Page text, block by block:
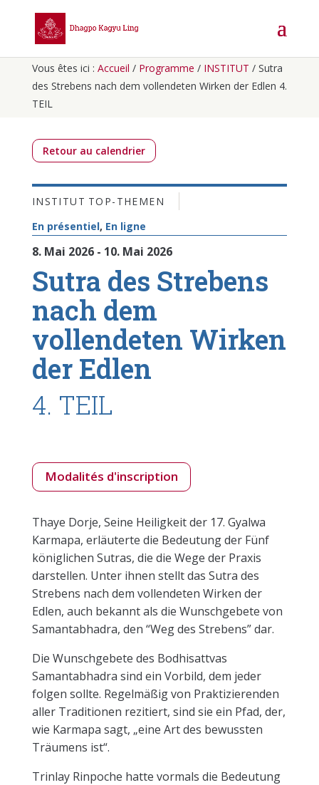
Vous êtes ici : Accueil / Programme / INSTITUT / Sutra
des Strebens nach dem vollendeten Wirken der Edlen 4.
TEIL
Retour au calendrier
INSTITUT TOP-THEMEN
En présentiel, En ligne
8. Mai 2026 - 10. Mai 2026
Sutra des Strebens
nach dem
vollendeten Wirken
der Edlen
4. TEIL
Modalités d'inscription
Thaye Dorje, Seine Heiligkeit der 17. Gyalwa
Karmapa, erläuterte die Bedeutung der Fünf
königlichen Sutras, die die Wege der Praxis
darstellen. Unter ihnen stellt das Sutra des
Strebens nach dem vollendeten Wirken der
Edlen, auch bekannt als die Wunschgebete von
Samantabhadra, den “Weg des Strebens” dar.
Die Wunschgebete des Bodhisattvas
Samantabhadra sind ein Vorbild, dem jeder
folgen sollte. Regelmäßig von Praktizierenden
aller Traditionen rezitiert, sind sie ein Pfad, der,
wie Karmapa sagt, „eine Art des bewussten
Träumens ist“.
Trinlay Rinpoche hatte vormals die Bedeutung